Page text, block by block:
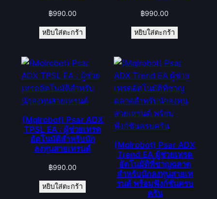
฿990.00
หยิบใส่ตะกร้า
฿990.00
หยิบใส่ตะกร้า
(Mqlrobot) Psar ADX
TPSL EA : ผู้ช่วยเทรด
อัตโนมัติสำหรับนัก
ลงทุนสายเทรนด์
฿990.00
หยิบใส่ตะกร้า
(Mqlrobot) Psar ADX
Trend EA ผู้ช่วยเทรด
อัตโนมัติที่ชาญฉลาด
สำหรับนักลงทุนสายเท
รนด์ พร้อมฟังก์ชันครบ
ครัน